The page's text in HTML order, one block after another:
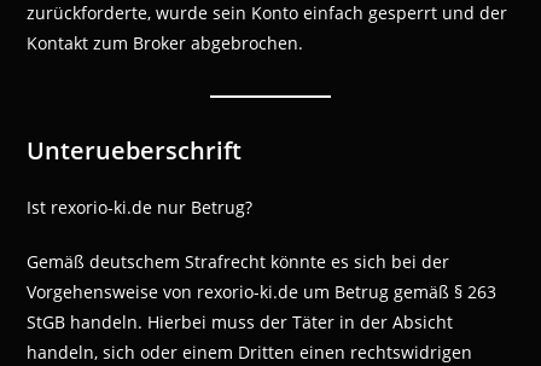
zurückforderte, wurde sein Konto einfach gesperrt und der
Kontakt zum Broker abgebrochen.
Unterueberschrift
Ist rexorio-ki.de nur Betrug?
Gemäß deutschem Strafrecht könnte es sich bei der
Vorgehensweise von rexorio-ki.de um Betrug gemäß § 263
StGB handeln. Hierbei muss der Täter in der Absicht
handeln, sich oder einem Dritten einen rechtswidrigen